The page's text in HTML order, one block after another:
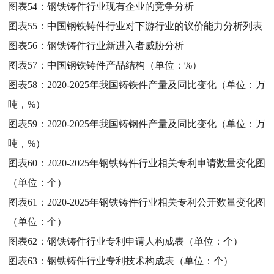
图表54：钢铁铸件行业现有企业的竞争分析
图表55：中国钢铁铸件行业对下游行业的议价能力分析列表
图表56：钢铁铸件行业新进入者威胁分析
图表57：中国钢铁铸件产品结构（单位：%）
图表58： 2020-2025年我国铸铁件产量及同比变化（单位：万
吨，%）
图表59： 2020-2025年我国铸钢件产量及同比变化（单位：万
吨，%）
图表60： 2020-2025年钢铁铸件行业相关专利申请数量变化图
（单位：个）
图表61： 2020-2025年钢铁铸件行业相关专利公开数量变化图
（单位：个）
图表62：钢铁铸件行业专利申请人构成表（单位：个）
图表63：钢铁铸件行业专利技术构成表（单位：个）